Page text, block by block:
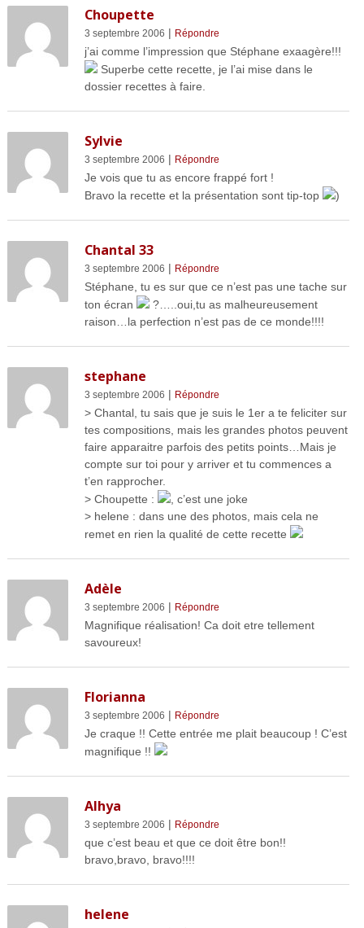
Choupette
3 septembre 2006 | Répondre
j’ai comme l’impression que Stéphane exaagère!!!
Superbe cette recette, je l’ai mise dans le
dossier recettes à faire.
Sylvie
3 septembre 2006 | Répondre
Je vois que tu as encore frappé fort !
Bravo la recette et la présentation sont tip-top
)
Chantal 33
3 septembre 2006 | Répondre
Stéphane, tu es sur que ce n’est pas une tache sur
ton écran
?…..oui,tu as malheureusement
raison…la perfection n’est pas de ce monde!!!!
stephane
3 septembre 2006 | Répondre
> Chantal, tu sais que je suis le 1er a te feliciter sur
tes compositions, mais les grandes photos peuvent
faire apparaitre parfois des petits points…Mais je
compte sur toi pour y arriver et tu commences a
t’en rapprocher.
> Choupette :
, c’est une joke
> helene : dans une des photos, mais cela ne
remet en rien la qualité de cette recette
Adèle
3 septembre 2006 | Répondre
Magnifique réalisation! Ca doit etre tellement
savoureux!
Florianna
3 septembre 2006 | Répondre
Je craque !! Cette entrée me plait beaucoup ! C’est
magnifique !!
Alhya
3 septembre 2006 | Répondre
que c’est beau et que ce doit être bon!!
bravo,bravo, bravo!!!!
helene